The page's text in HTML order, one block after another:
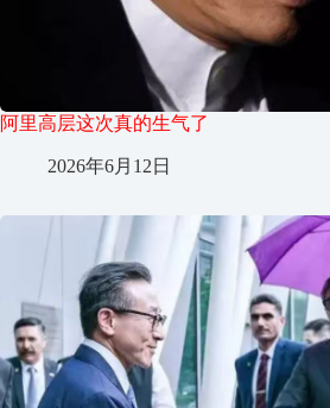
阿里高层这次真的生气了
2026年6月12日